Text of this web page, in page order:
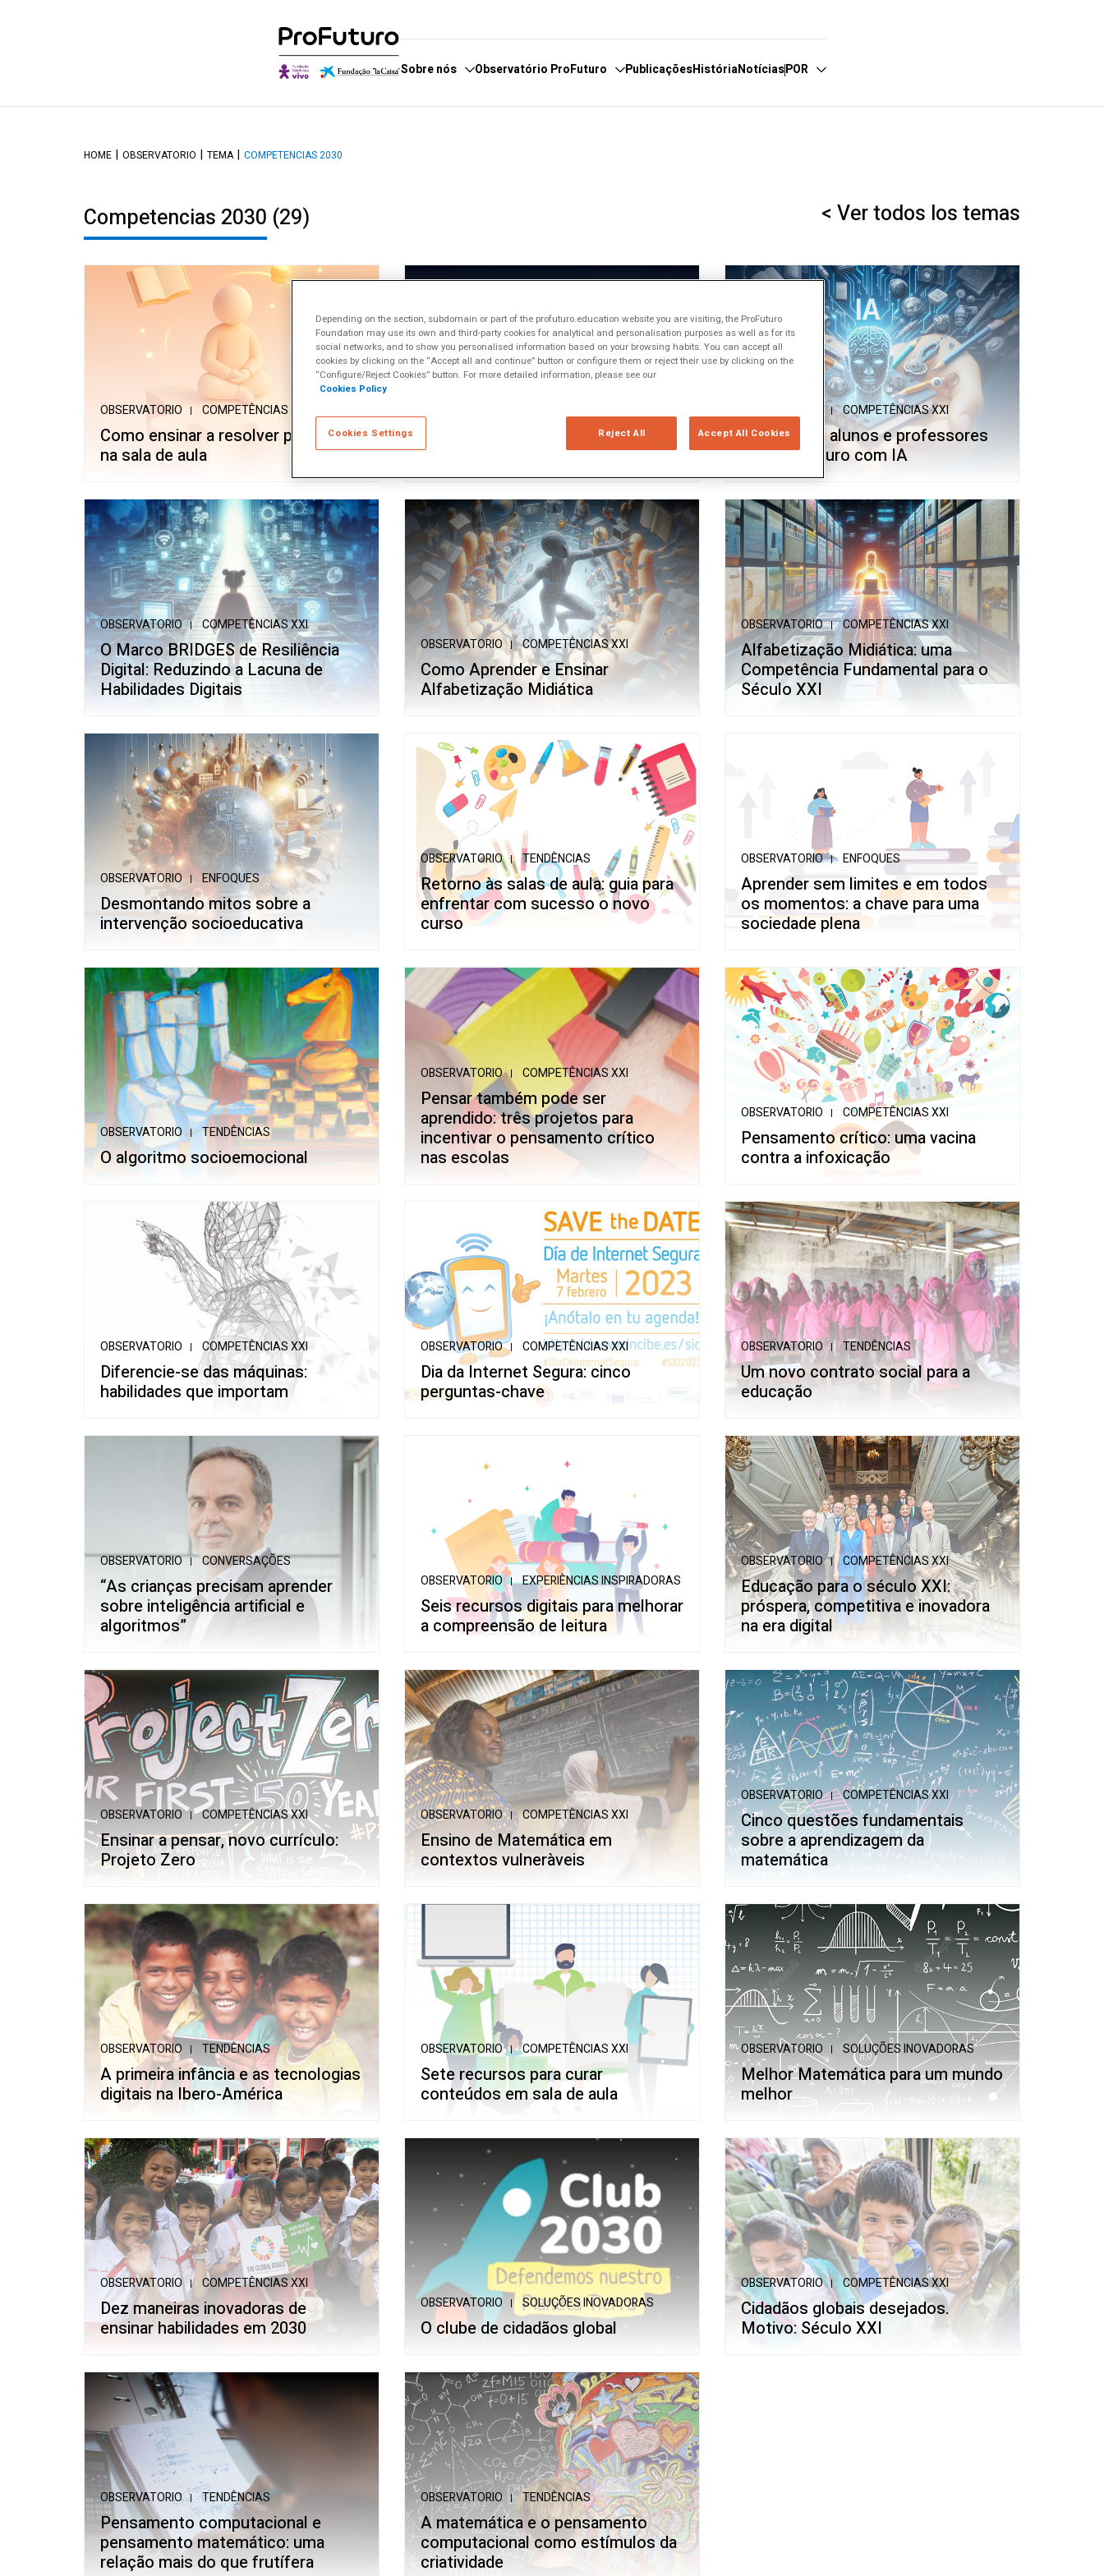
Sobre nós
Quem somos
Reconhecimentos
O que fazemos
Observatório ProFuturo
Descobrir o Observatório
Conversações
Tendências
PublicaçõesHistóriaNotíciasPOR
HOME OBSERVATORIO TEMA COMPETENCIAS 2030
Competencias 2030 (29) < Ver todos los temas
OBSERVATORIO COMPETÊNCIAS XXI
Como ensinar a resolver problemas
na sala de aula
IA Generativa na Educação: Como
Fazemos?
COMPETÊNCIAS XXI
Preparando alunos e professores
para um futuro com IA
OBSERVATORIO COMPETÊNCIAS XXI
O Marco BRIDGES de Resiliência
Digital: Reduzindo a Lacuna de
Habilidades Digitais
OBSERVATORIO COMPETÊNCIAS XXI
Como Aprender e Ensinar
Alfabetização Midiática
OBSERVATORIO COMPETÊNCIAS XXI
Alfabetização Midiática: uma
Competência Fundamental para o
Século XXI
OBSERVATORIO ENFOQUES
Desmontando mitos sobre a
intervenção socioeducativa
OBSERVATORIO TENDÊNCIAS
Retorno às salas de aula: guia para
enfrentar com sucesso o novo
curso
OBSERVATORIO ENFOQUES
Aprender sem limites e em todos
os momentos: a chave para uma
sociedade plena
OBSERVATORIO TENDÊNCIAS
O algoritmo socioemocional
OBSERVATORIO COMPETÊNCIAS XXI
Pensar também pode ser
aprendido: três projetos para
incentivar o pensamento crítico
nas escolas
OBSERVATORIO COMPETÊNCIAS XXI
Pensamento crítico: uma vacina
contra a infoxicação
OBSERVATORIO COMPETÊNCIAS XXI
Diferencie-se das máquinas:
habilidades que importam
OBSERVATORIO COMPETÊNCIAS XXI
Dia da Internet Segura: cinco
perguntas-chave
OBSERVATORIO TENDÊNCIAS
Um novo contrato social para a
educação
OBSERVATORIO CONVERSAÇÕES
“As crianças precisam aprender
sobre inteligência artificial e
algoritmos”
OBSERVATORIO EXPERIÊNCIAS INSPIRADORAS
Seis recursos digitais para melhorar
a compreensão de leitura
OBSERVATORIO COMPETÊNCIAS XXI
Educação para o século XXI:
próspera, competitiva e inovadora
na era digital
OBSERVATORIO COMPETÊNCIAS XXI
Ensinar a pensar, novo currículo:
Projeto Zero
OBSERVATORIO COMPETÊNCIAS XXI
Ensino de Matemática em
contextos vulneràveis
OBSERVATORIO COMPETÊNCIAS XXI
Cinco questões fundamentais
sobre a aprendizagem da
matemática
OBSERVATORIO TENDÊNCIAS
A primeira infância e as tecnologias
digitais na Ibero-América
OBSERVATORIO COMPETÊNCIAS XXI
Sete recursos para curar
conteúdos em sala de aula
OBSERVATORIO SOLUÇÕES INOVADORAS
Melhor Matemática para um mundo
melhor
OBSERVATORIO COMPETÊNCIAS XXI
Dez maneiras inovadoras de
ensinar habilidades em 2030
OBSERVATORIO SOLUÇÕES INOVADORAS
O clube de cidadãos global
OBSERVATORIO COMPETÊNCIAS XXI
Cidadãos globais desejados.
Motivo: Século XXI
OBSERVATORIO TENDÊNCIAS
Pensamento computacional e
pensamento matemático: uma
relação mais do que frutífera
OBSERVATORIO TENDÊNCIAS
A matemática e o pensamento
computacional como estímulos da
criatividade
Depending on the section, subdomain or part of the profuturo.education website you are visiting, the ProFuturo
Foundation may use its own and third-party cookies for analytical and personalisation purposes as well as for its
social networks, and to show you personalised information based on your browsing habits. You can accept all
cookies by clicking on the “Accept all and continue” button or configure them or reject their use by clicking on the
“Configure/Reject Cookies” button. For more detailed information, please see our
Cookies Policy
Cookies Settings Reject All Accept All Cookies